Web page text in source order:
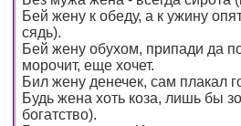
Бей жену к обеду, а к ужину
сядь).
Бей жену обухом, припади да
морочит, еще хочет.
Бил жену денечек, сам плакал
Будь жена хоть коза, лишь бы
богатство).